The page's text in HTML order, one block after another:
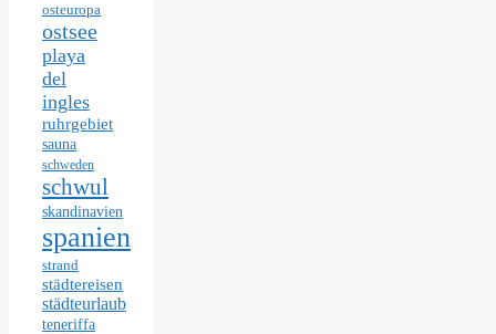
osteuropa
ostsee
playa
del
ingles
ruhrgebiet
sauna
schweden
schwul
skandinavien
spanien
strand
städtereisen
städteurlaub
teneriffa